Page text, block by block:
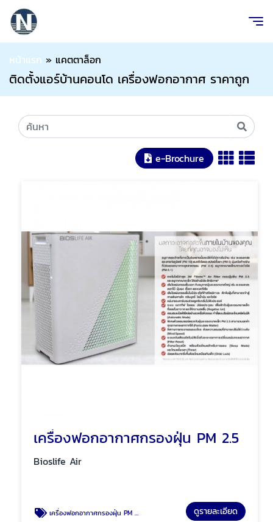
หน้าแรก » แคตตาล็อก
ติดตั้งแอร์บ้านคอนโด เครื่องฟอกอากาศ ราคาถูก
e-Brochure
เครื่องฟอกอากาศกรองฝุ่น PM 2.5
Bioslife Air
เครื่องฟอกอากาศกรองฝุ่น PM 2.5 ดูรายละเอียด